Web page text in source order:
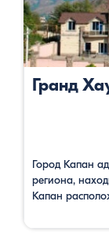
Гранд
Город Капан
региона,
Капан